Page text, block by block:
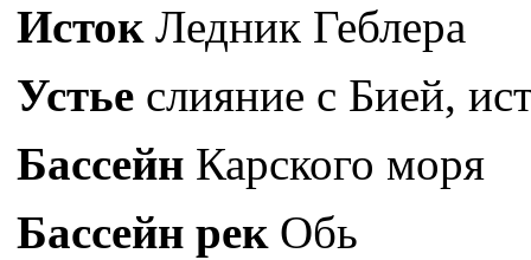
ИстокЛедник Геблера
Устье слияние с Бией,
Бассейн Карского моря
Бассейн рекОбь